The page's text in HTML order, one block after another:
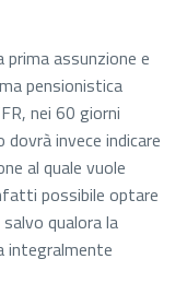
assunzione e
pensionistica
nei 60 giorni
dovrà invece indicare
al quale vuole
possibile optare
qualora la
integralmente